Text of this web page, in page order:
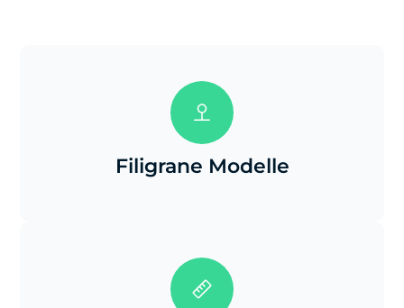
Filigrane Modelle